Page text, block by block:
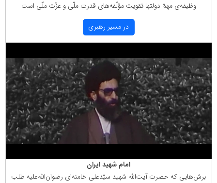
وظیفه‌ی مهمّ دولتها تقویت مؤلّفه‌های قدرت ملّی و عزّت ملّی است
در مسیر رهبری
امام شهید ایران
برش‌هایی كه حضرت آیت‌الله شهید سیّدعلی خامنه‌ای رضوان‌الله‌علیه طلب